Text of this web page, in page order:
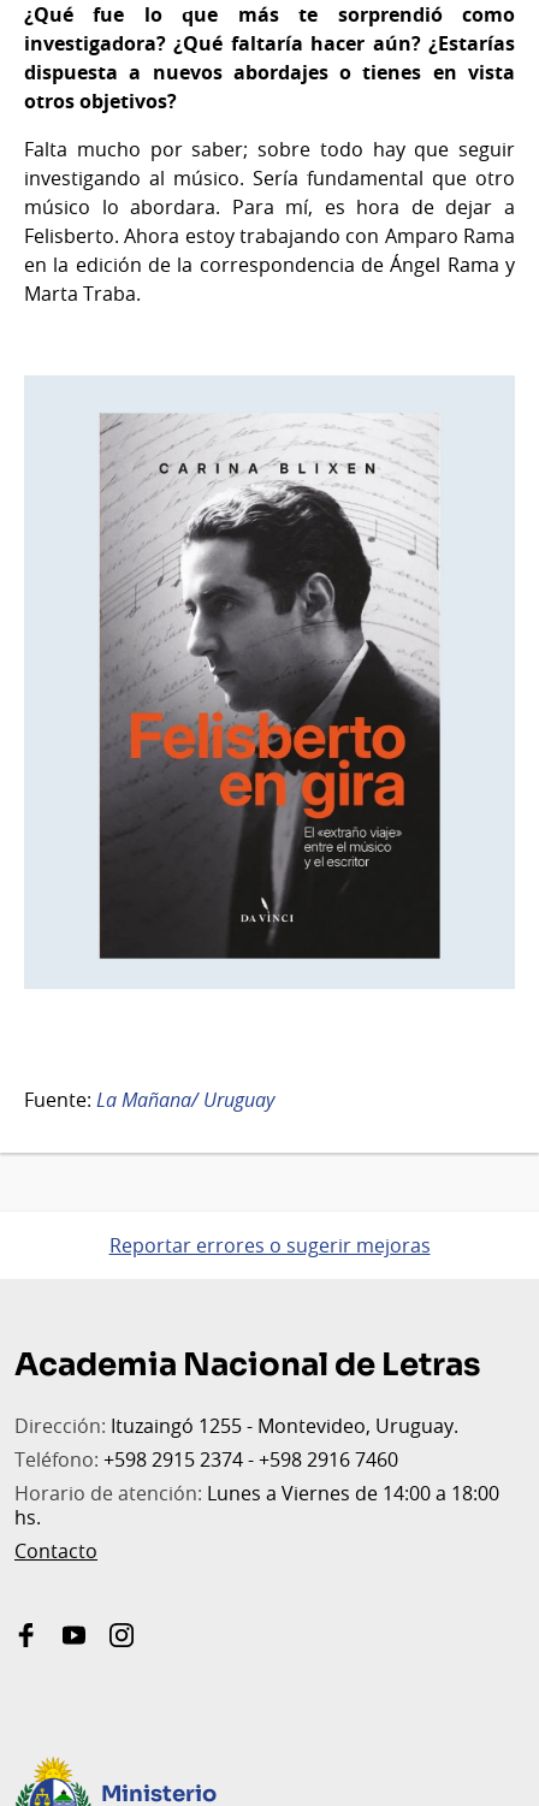
¿Qué fue lo que más te sorprendió como
investigadora? ¿Qué faltaría hacer aún? ¿Estarías
dispuesta a nuevos abordajes o tienes en vista
otros objetivos?
Falta mucho por saber; sobre todo hay que seguir
investigando al músico. Sería fundamental que otro
músico lo abordara. Para mí, es hora de dejar a
Felisberto. Ahora estoy trabajando con Amparo Rama
en la edición de la correspondencia de Ángel Rama y
Marta Traba.
Fuente: La Mañana/ Uruguay
Reportar errores o sugerir mejoras
de
página
Academia Nacional de Letras
Dirección: Ituzaingó 1255 - Montevideo, Uruguay.
Teléfono: +598 2915 2374 - +598 2916 7460
Horario de atención: Lunes a Viernes de 14:00 a 18:00
hs.
Contacto
facebookyoutubeinstagram
Ministerio